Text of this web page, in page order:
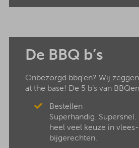
De BBQ b’s
Onbezorgd bbq’en? Wij
at the base! De 5 b’s van
Bestellen
Superhandig.
heel veel keuze in
bijgerechten.